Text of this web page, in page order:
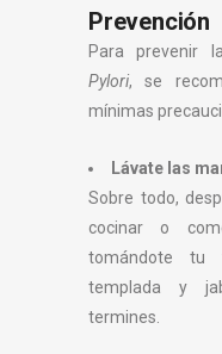
Prevención
Para prevenir
Pylori, se
mínimas
Lávate las
Sobre todo,
cocinar o
tomándote tu
templada y
termines.